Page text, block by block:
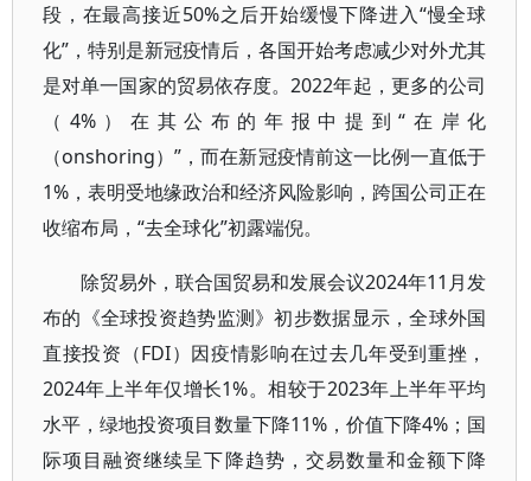
段，在最高接近50%之后开始缓慢下降进入“慢全球
化”，特别是新冠疫情后，各国开始考虑减少对外尤其
是对单一国家的贸易依存度。2022年起，更多的公司
（4%）在其公布的年报中提到“在岸化
（onshoring）”，而在新冠疫情前这一比例一直低于
1%，表明受地缘政治和经济风险影响，跨国公司正在
收缩布局，“去全球化”初露端倪。
除贸易外，联合国贸易和发展会议2024年11月发
布的《全球投资趋势监测》初步数据显示，全球外国
直接投资（FDI）因疫情影响在过去几年受到重挫，
2024年上半年仅增长1%。相较于2023年上半年平均
水平，绿地投资项目数量下降11%，价值下降4%；国
际项目融资继续呈下降趋势，交易数量和金额下降